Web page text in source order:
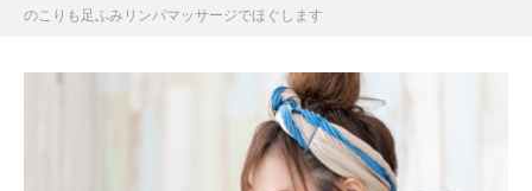
のこりも足ふみリンパマッサージでほぐします